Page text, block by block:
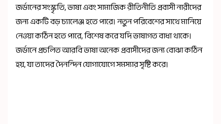
জর্ডানের সংস্কৃতি, ভাষা এবং সামাজিক রীতিনীতি প্রবাসী নারীদের
জন্য একটি বড় চ্যালেঞ্জ হতে পারে। নতুন পরিবেশের সাথে মানিয়ে
নেওয়া কঠিন হতে পারে, বিশেষ করে যদি ভাষাগত বাধা থাকে।
জর্ডানে প্রচলিত আরবি ভাষা অনেক প্রবাসীদের জন্য বোঝা কঠিন
হয়, যা তাদের দৈনন্দিন যোগাযোগে সমস্যার সৃষ্টি করে।